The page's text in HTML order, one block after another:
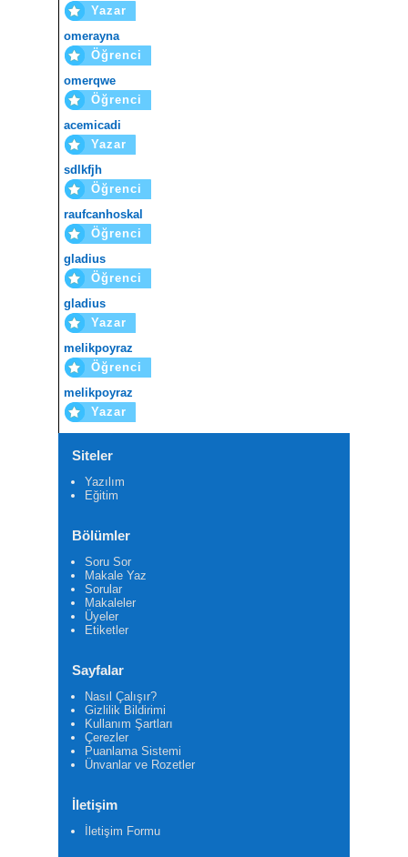
Yazar
omerayna
Öğrenci
omerqwe
Öğrenci
acemicadi
Yazar
sdlkfjh
Öğrenci
raufcanhoskal
Öğrenci
gladius
Öğrenci
gladius
Yazar
melikpoyraz
Öğrenci
melikpoyraz
Yazar
Siteler
Yazılım
Eğitim
Bölümler
Soru Sor
Makale Yaz
Sorular
Makaleler
Üyeler
Etiketler
Sayfalar
Nasıl Çalışır?
Gizlilik Bildirimi
Kullanım Şartları
Çerezler
Puanlama Sistemi
Ünvanlar ve Rozetler
İletişim
İletişim Formu